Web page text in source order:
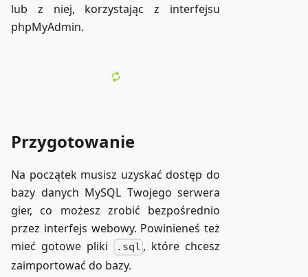
lub z niej, korzystając z interfejsu
phpMyAdmin.
Przygotowanie
Na początek musisz uzyskać dostęp do
bazy danych MySQL Twojego serwera
gier, co możesz zrobić bezpośrednio
przez interfejs webowy. Powinieneś też
mieć gotowe pliki
.sql , które chcesz
zaimportować do bazy.